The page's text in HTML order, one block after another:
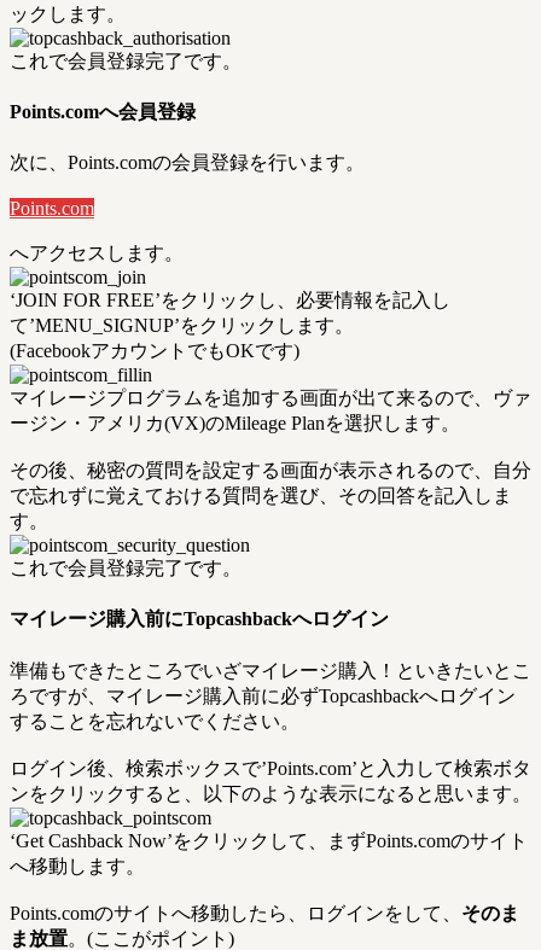
ックします。
これで会員登録完了です。
Points.comへ会員登録
次に、Points.comの会員登録を行います。
Points.com
へアクセスします。
‘JOIN FOR FREE’をクリックし、必要情報を記入し
て’MENU_SIGNUP’をクリックします。
(FacebookアカウントでもOKです)
マイレージプログラムを追加する画面が出て来るので、ヴァ
ージン・アメリカ(VX)のMileage Planを選択します。
その後、秘密の質問を設定する画面が表示されるので、自分
で忘れずに覚えておける質問を選び、その回答を記入しま
す。
これで会員登録完了です。
マイレージ購入前にTopcashbackへログイン
準備もできたところでいざマイレージ購入！といきたいとこ
ろですが、マイレージ購入前に必ずTopcashbackへログイン
することを忘れないでください。
ログイン後、検索ボックスで’Points.com’と入力して検索ボタ
ンをクリックすると、以下のような表示になると思います。
‘Get Cashback Now’をクリックして、まずPoints.comのサイト
へ移動します。
Points.comのサイトへ移動したら、ログインをして、 そのま
ま放置。(ここがポイント)